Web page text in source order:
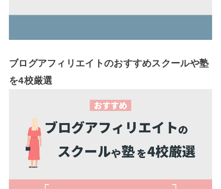
ブログアフィリエイトのおすすめスクールや塾
を4校厳選